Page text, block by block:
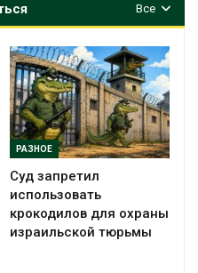
Все
РАЗНОЕ
Суд запретил
использовать
крокодилов для охраны
израильской тюрьмы